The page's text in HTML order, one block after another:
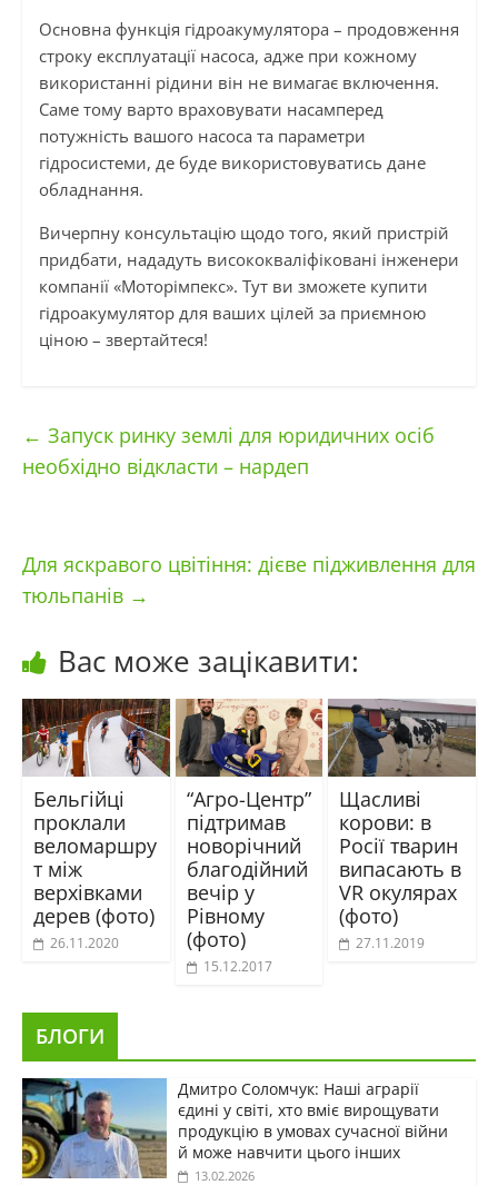
Основна функція гідроакумулятора – продовження
строку експлуатації насоса, адже при кожному
використанні рідини він не вимагає включення.
Саме тому варто враховувати насамперед
потужність вашого насоса та параметри
гідросистеми, де буде використовуватись дане
обладнання.
Вичерпну консультацію щодо того, який пристрій
придбати, нададуть висококваліфіковані інженери
компанії «Моторімпекс». Тут ви зможете купити
гідроакумулятор для ваших цілей за приємною
ціною – звертайтеся!
← Запуск ринку землі для юридичних осіб
необхідно відкласти – нардеп
Для яскравого цвітіння: дієве підживлення для
тюльпанів →
Вас може зацікавити:
Бельгійці
проклали
веломаршру
т між
верхівками
дерев (фото)
26.11.2020
“Агро-Центр”
підтримав
новорічний
благодійний
вечір у
Рівному
(фото)
15.12.2017
Щасливі
корови: в
Росії тварин
випасають в
VR окулярах
(фото)
27.11.2019
БЛОГИ
Дмитро Соломчук: Наші аграрії
єдині у світі, хто вміє вирощувати
продукцію в умовах сучасної війни
й може навчити цього інших
13.02.2026